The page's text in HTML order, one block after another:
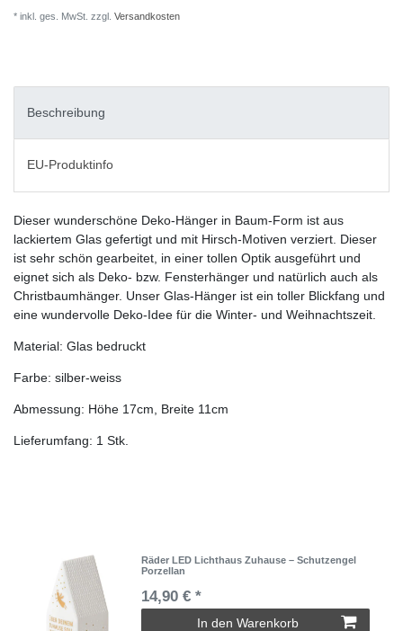
* inkl. ges. MwSt. zzgl. Versandkosten
Beschreibung
EU-Produktinfo
Dieser wunderschöne Deko-Hänger in Baum-Form ist aus
lackiertem Glas gefertigt und mit Hirsch-Motiven verziert. Dieser
ist sehr schön gearbeitet, in einer tollen Optik ausgeführt und
eignet sich als Deko- bzw. Fensterhänger und natürlich auch als
Christbaumhänger. Unser Glas-Hänger ist ein toller Blickfang und
eine wundervolle Deko-Idee für die Winter- und Weihnachtszeit.
Material: Glas bedruckt
Farbe: silber-weiss
Abmessung: Höhe 17cm, Breite 11cm
Lieferumfang: 1 Stk.
Räder LED Lichthaus Zuhause – Schutzengel
Porzellan
14,90 € *
In den Warenkorb